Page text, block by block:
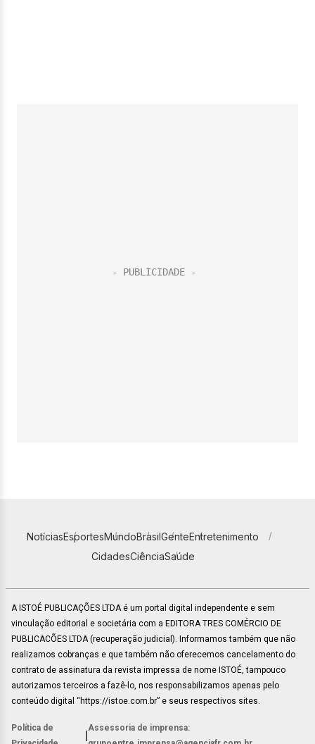
NotíciasEsportesMundoBrasilGenteEntretenimento
CidadesCiênciaSaúde
A ISTOÉ PUBLICAÇÕES LTDA é um portal digital independente e sem
vinculação editorial e societária com a EDITORA TRES COMÉRCIO DE
PUBLICACÕES LTDA (recuperação judicial). Informamos também que não
realizamos cobranças e que também não oferecemos cancelamento do
contrato de assinatura da revista impressa de nome ISTOÉ, tampouco
autorizamos terceiros a fazê-lo, nos responsabilizamos apenas pelo
conteúdo digital “https://istoe.com.br” e seus respectivos sites.
Política de
Assessoria de imprensa: